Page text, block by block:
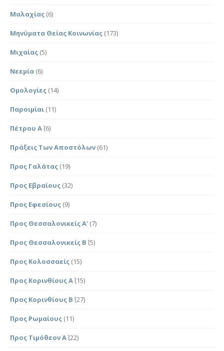
Μαλαχίας (6)
Μηνύματα Θείας Κοινωνίας (173)
Μιχαίας (5)
Νεεμία (6)
Ομολογίες (14)
Παροιμίαι (11)
Πέτρου Α΄(6)
Πράξεις Των Αποστόλων (61)
Προς Γαλάτας (19)
Προς Εβραίους (32)
Προς Εφεσίους (9)
Προς Θεσσαλονικείς Α' (7)
Προς Θεσσαλονικείς Β΄ (5)
Προς Κολοσσαείς (15)
Προς Κορινθίους Α΄(15)
Προς Κορινθίους Β΄ (27)
Προς Ρωμαίους (11)
Προς Τιμόθεον Α΄(22)